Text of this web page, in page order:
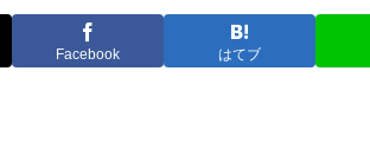
Facebook はてブ